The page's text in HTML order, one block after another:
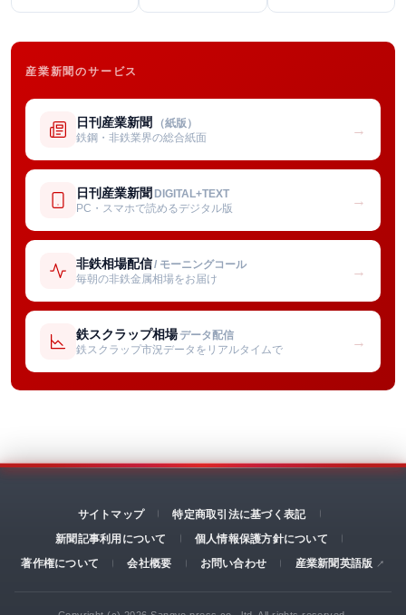
産業新聞のサービス
日刊産業新聞 （紙版）
鉄鋼・非鉄業界の総合紙面
→
日刊産業新聞 DIGITAL+TEXT
PC・スマホで読めるデジタル版
→
非鉄相場配信/ モーニングコール
毎朝の非鉄金属相場をお届け
→
鉄スクラップ相場 データ配信
鉄スクラップ市況データをリアルタイムで
→
サイトマップ
特定商取引法に基づく表記
新聞記事利用について
個人情報保護方針について
著作権について
会社概要 お問い合わせ 産業新聞英語版